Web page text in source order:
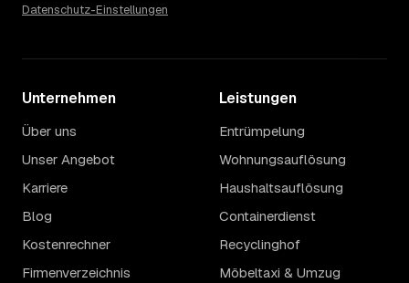
Datenschutz-Einstellungen
Unternehmen
Über uns
Unser Angebot
Karriere
Blog
Kostenrechner
Firmenverzeichnis
Leistungen
Entrümpelung
Wohnungsauflösung
Haushaltsauflösung
Containerdienst
Recyclinghof
Möbeltaxi & Umzug